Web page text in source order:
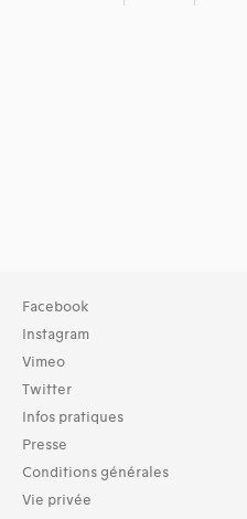
Facebook
Instagram
Vimeo
Twitter
Infos pratiques
Presse
Conditions générales
Vie privée